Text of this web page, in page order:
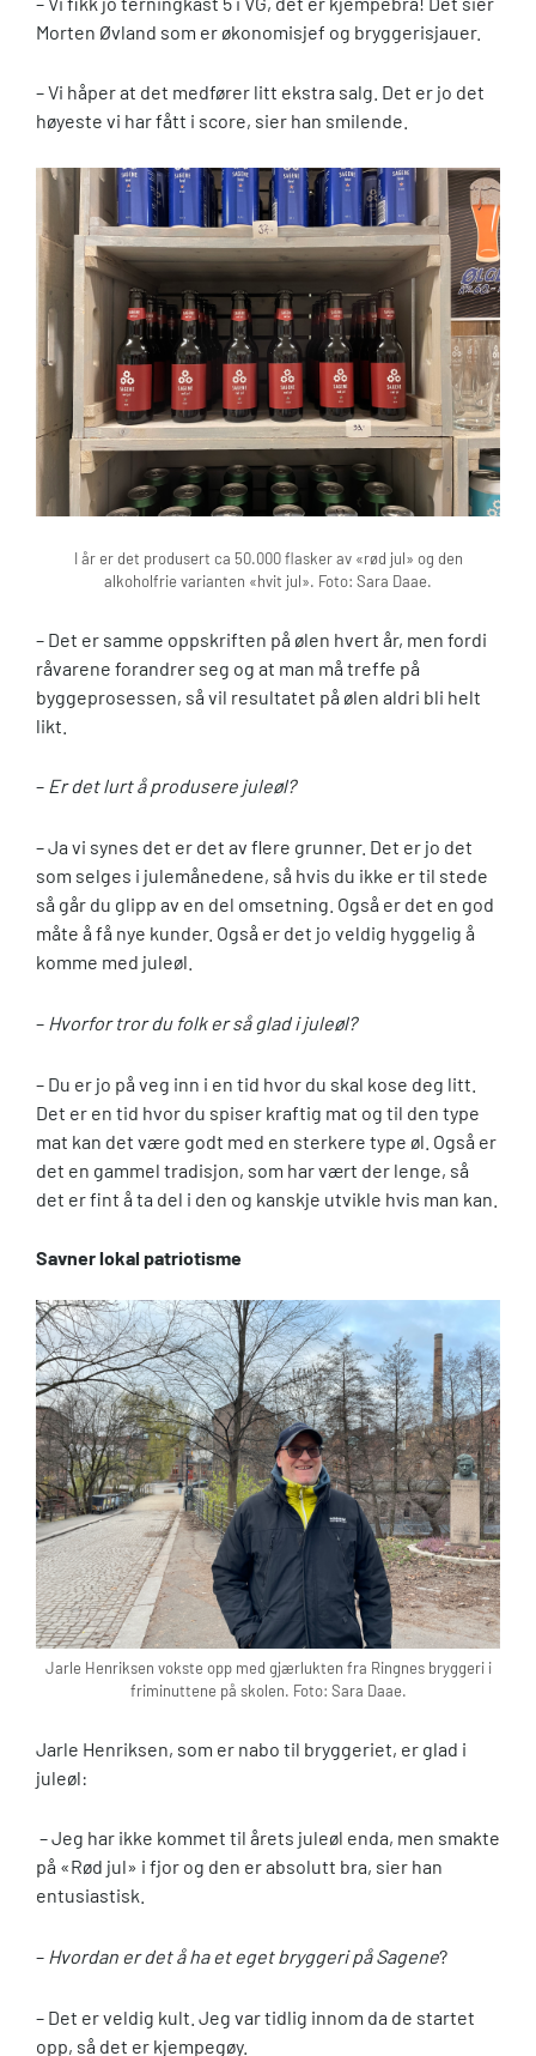
Morten Øvland som er økonomisjef og bryggerisjauer.
– Vi håper at det medfører litt ekstra salg. Det er jo det
høyeste vi har fått i score, sier han smilende.
I år er det produsert ca 50.000 flasker av «rød jul» og den
alkoholfrie varianten «hvit jul». Foto: Sara Daae.
– Det er samme oppskriften på ølen hvert år, men fordi
råvarene forandrer seg og at man må treffe på
byggeprosessen, så vil resultatet på ølen aldri bli helt
likt.
– Er det lurt å produsere juleøl?
– Ja vi synes det er det av flere grunner. Det er jo det
som selges i julemånedene, så hvis du ikke er til stede
så går du glipp av en del omsetning. Også er det en god
måte å få nye kunder. Også er det jo veldig hyggelig å
komme med juleøl.
– Hvorfor tror du folk er så glad i juleøl?
– Du er jo på veg inn i en tid hvor du skal kose deg litt.
Det er en tid hvor du spiser kraftig mat og til den type
mat kan det være godt med en sterkere type øl. Også er
det en gammel tradisjon, som har vært der lenge, så
det er fint å ta del i den og kanskje utvikle hvis man kan.
Savner lokal patriotisme
Jarle Henriksen vokste opp med gjærlukten fra Ringnes bryggeri i
friminuttene på skolen. Foto: Sara Daae.
Jarle Henriksen, som er nabo til bryggeriet, er glad i
juleøl:
­– Jeg har ikke kommet til årets juleøl enda, men smakte
på «Rød jul» i fjor og den er absolutt bra, sier han
entusiastisk.
– Hvordan er det å ha et eget bryggeri på Sagene?
– Det er veldig kult. Jeg var tidlig innom da de startet
opp, så det er kjempegøy.